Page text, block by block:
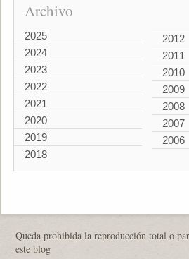
Archivo
2025
2024
2023
2022
2021
2020
2019
2018
2012
2011
2010
2009
2008
2007
2006
Queda prohibida la reproducción total o
este blog